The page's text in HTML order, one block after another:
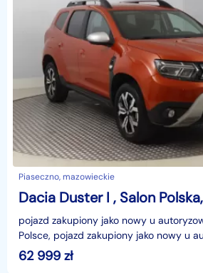
Piaseczno, mazowieckie
pojazd zakupiony jako nowy u
Polsce, pojazd zakupiony jako nowy u
dealera w Polsce, MIESIĘCZNA RATA NA TEN SAMOCHÓD
JUŻ
62 999 zł